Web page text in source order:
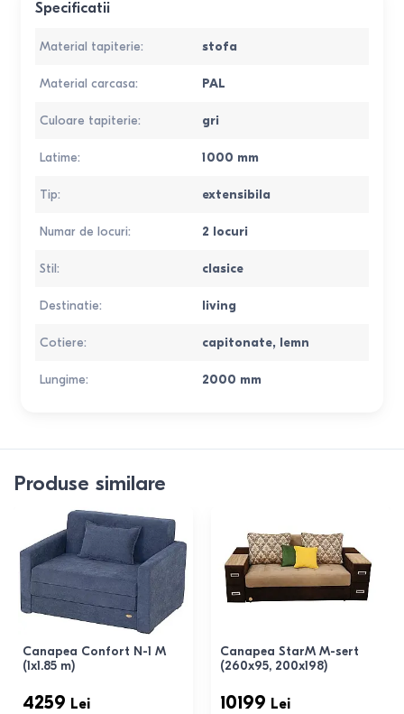
Specificatii
Material tapiterie: stofa
Material carcasa: PAL
Culoare tapiterie: gri
Latime: 1000 mm
Tip: extensibila
Numar de locuri: 2 locuri
Stil: clasice
Destinatie: living
Cotiere: capitonate, lemn
Lungime: 2000 mm
Produse similare
Canapea Confort N-1 M
(1x1.85 m)
4259 Lei
Canapea StarM M-sert
(260x95, 200x198)
10199 Lei